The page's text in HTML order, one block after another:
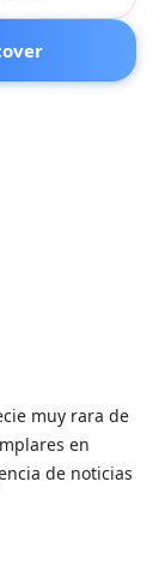
muy rara de
en
de noticias